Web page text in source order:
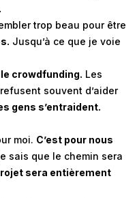
trop beau pour être
Jusqu’à ce que je voie
le crowdfunding. Les
souvent d’aider
gens s’entraident.
moi. C’est pour nous
sais que le chemin sera
sera entièrement